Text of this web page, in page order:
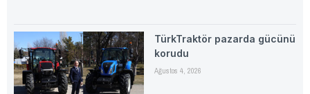
TürkTraktör pazarda gücünü
korudu
Ağustos 4, 2026